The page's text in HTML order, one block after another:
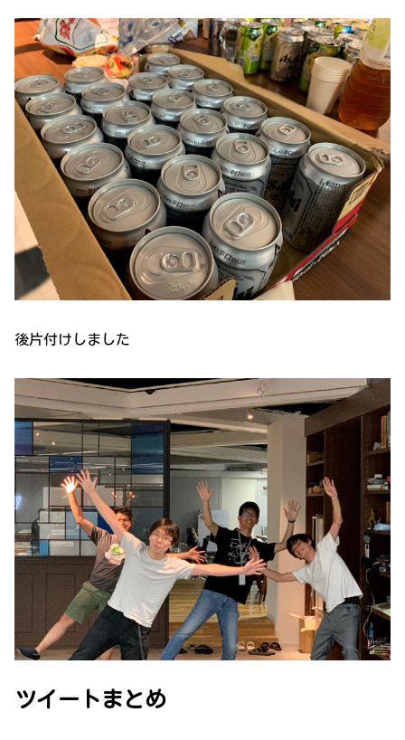
後片付けしました
ツイートまとめ